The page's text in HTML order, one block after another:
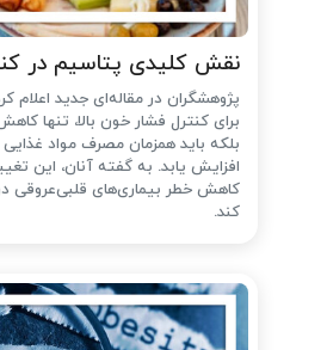
نقش کلیدی پتاسیم در
پژوهشگران در مقاله‌ای جدید اعلام
برای کنترل فشار خون بالا، تنها
بلکه باید همزمان مصرف مواد غذایی
افزایش یابد. به گفته آنان، این
کاهش خطر بیماری‌های قلبی‌عروقی
کند.